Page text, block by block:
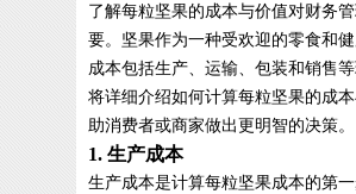
了解每粒坚果的成本与价值对财务
要。坚果作为一种受欢迎的零食和
成本包括生产、运输、包装和销售
将详细介绍如何计算每粒坚果的成
助消费者或商家做出更明智的决策。
1. 生产成本
生产成本是计算每粒坚果成本的第